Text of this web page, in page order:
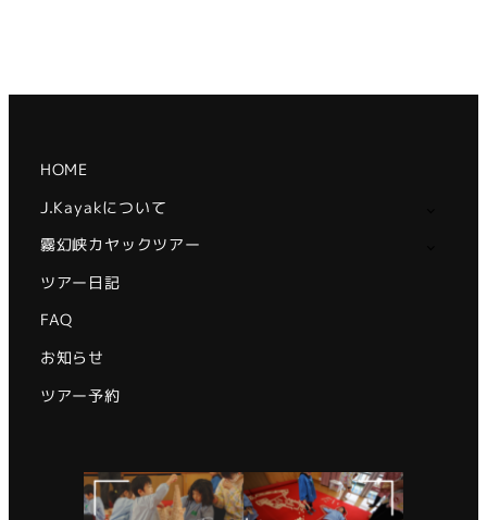
HOME
J.Kayakについて
霧幻峡カヤックツアー
ツアー日記
FAQ
お知らせ
ツアー予約